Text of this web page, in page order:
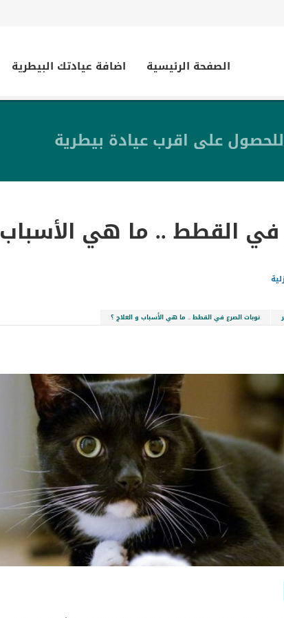
الصفحة الرئيسية اضافة عيادتك البيطرية
للحصول على اقرب عيادة بيطرية
في القطط .. ما هي الأسباب
نوبات الصرع في القطط .. ما هي الأسباب و العلاج ؟